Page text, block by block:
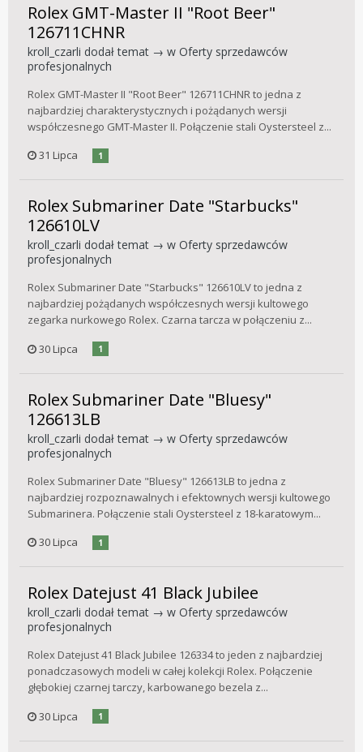
Rolex GMT-Master II "Root Beer"
126711CHNR
kroll_czarli dodał temat → w Oferty sprzedawców
profesjonalnych
Rolex GMT-Master II "Root Beer" 126711CHNR to jedna z
najbardziej charakterystycznych i pożądanych wersji
współczesnego GMT-Master II. Połączenie stali Oystersteel z...
31 Lipca
1
Rolex Submariner Date "Starbucks"
126610LV
kroll_czarli dodał temat → w Oferty sprzedawców
profesjonalnych
Rolex Submariner Date "Starbucks" 126610LV to jedna z
najbardziej pożądanych współczesnych wersji kultowego
zegarka nurkowego Rolex. Czarna tarcza w połączeniu z...
30 Lipca
1
Rolex Submariner Date "Bluesy"
126613LB
kroll_czarli dodał temat → w Oferty sprzedawców
profesjonalnych
Rolex Submariner Date "Bluesy" 126613LB to jedna z
najbardziej rozpoznawalnych i efektownych wersji kultowego
Submarinera. Połączenie stali Oystersteel z 18-karatowym...
30 Lipca
1
Rolex Datejust 41 Black Jubilee
kroll_czarli dodał temat → w Oferty sprzedawców
profesjonalnych
Rolex Datejust 41 Black Jubilee 126334 to jeden z najbardziej
ponadczasowych modeli w całej kolekcji Rolex. Połączenie
głębokiej czarnej tarczy, karbowanego bezela z...
30 Lipca
1